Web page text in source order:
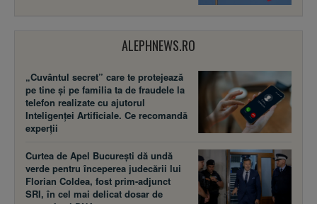
ALEPHNEWS.RO
„Cuvântul secret” care te protejează
pe tine și pe familia ta de fraudele la
telefon realizate cu ajutorul
Inteligenței Artificiale. Ce recomandă
experții
Curtea de Apel București dă undă
verde pentru începerea judecării lui
Florian Coldea, fost prim-adjunct
SRI, în cel mai delicat dosar de